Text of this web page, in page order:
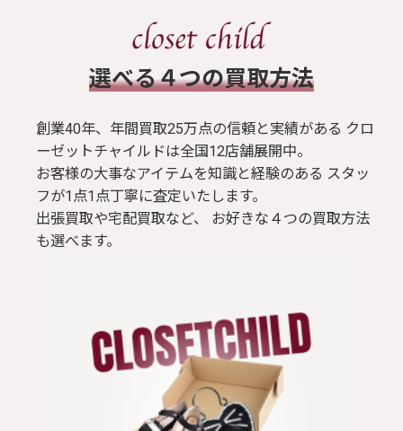
ブラウス / シャツ
トップス
Tシャツ
ジャケット
​選べる４つの買取方法
創業40年、年間買取25万点の信頼と実績がある クロ
ーゼットチャイルドは全国12店舗展開中。
お客様の大事なアイテムを知識と経験のある スタッ
フが1点1点丁寧に査定いたします。
出張買取や宅配買取など、 お好きな４つの買取方法
も選べます。